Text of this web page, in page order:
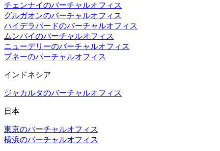
チェンナイのバーチャルオフィス
グルガオンのバーチャルオフィス
ハイデラバードのバーチャルオフィス
ムンバイのバーチャルオフィス
ニューデリーのバーチャルオフィス
プネーのバーチャルオフィス
インドネシア
ジャカルタのバーチャルオフィス
日本
東京のバーチャルオフィス
横浜のバーチャルオフィス